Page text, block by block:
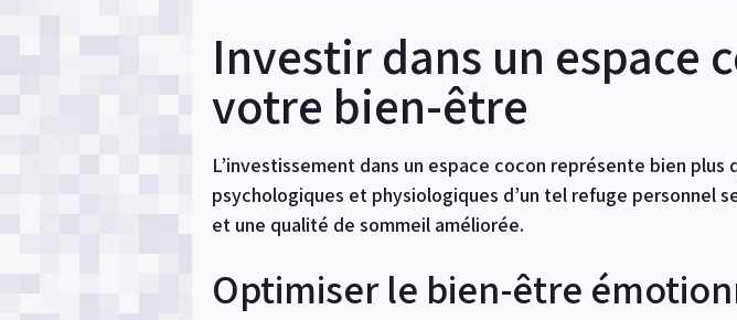
Investir dans un espace
votre bien-être
L’investissement dans un espace cocon représente bien
psychologiques et physiologiques d’un tel refuge personnel
et une qualité de sommeil améliorée.
Optimiser le bien-être